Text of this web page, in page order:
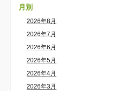
月別
2026年8月
2026年7月
2026年6月
2026年5月
2026年4月
2026年3月